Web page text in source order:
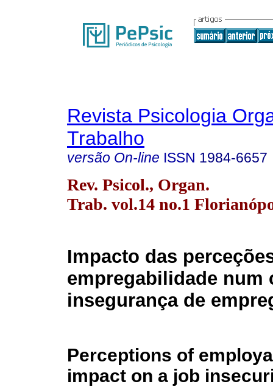
Revista Psicologia
Trabalho
versão On-line ISSN 1984-6657
Rev. Psicol., Organ.
Trab. vol.14 no.1
Impacto das
empregabilidade num
insegurança de
Perceptions of
impact on a job